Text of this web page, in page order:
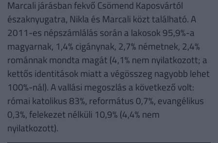
Marcali járásban fekvő Csömend Kaposvártól
északnyugatra, Nikla és Marcali közt található. A
2011-es népszámlálás során a lakosok 95,9%-a
magyarnak, 1,4% cigánynak, 2,7% németnek, 2,4%
románnak mondta magát (4,1% nem nyilatkozott; a
kettős identitások miatt a végösszeg nagyobb lehet
100%-nál). A vallási megoszlás a következő volt:
római katolikus 83%, református 0,7%, evangélikus
0,3%, felekezet nélküli 10,9% (4,4% nem
nyilatkozott).